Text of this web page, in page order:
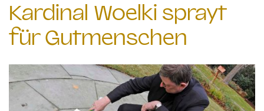
Kardinal Woelki sprayt
für Gutmenschen